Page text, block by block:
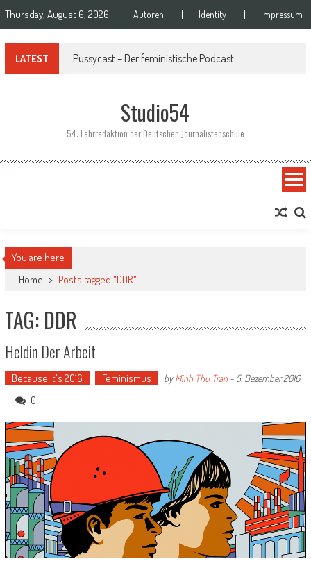
Skip to content
Thursday, August 6, 2026 Autoren Identity Impressum
LATEST Pussycast – Der feministische Podcast
Studio54
54. Lehrredaktion der Deutschen Journalistenschule
You are here
Home > Posts tagged "DDR"
TAG: DDR
Heldin Der Arbeit
Because it's 2016 Feminismus byMinh Thu Tran- 5. Dezember 2016
0